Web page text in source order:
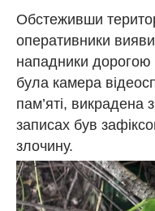
Обстеживши
оперативники
нападники дорогою
була камера
пам’яті, викрадена
записах був
злочину.